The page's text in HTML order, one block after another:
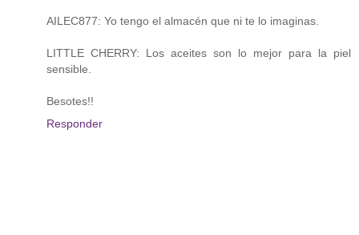
AILEC877: Yo tengo el almacén que ni te lo imaginas.
LITTLE CHERRY: Los aceites son lo mejor para la piel
sensible.
Besotes!!
Responder